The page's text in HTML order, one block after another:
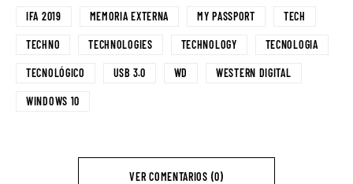
IFA 2019 MEMORIA EXTERNA MY PASSPORT TECH
TECHNO TECHNOLOGIES TECHNOLOGY TECNOLOGIA
TECNOLÓGICO USB 3.0 WD WESTERN DIGITAL
WINDOWS 10
VER COMENTARIOS (0)